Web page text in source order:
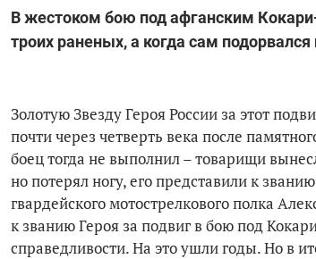
В жестоком бою под афганским
троих раненых, а когда сам
Золотую Звезду Героя России за этот
почти через четверть века после
боец тогда не выполнил – товарищи
но потерял ногу, его представили к
гвардейского мотострелкового полка
к званию Героя за подвиг в бою под
справедливости. На это ушли годы. Но в